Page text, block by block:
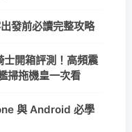
發前必讀完整攻略
開箱評測！高頻震
掃拖機皇一次看
與 Android 必學